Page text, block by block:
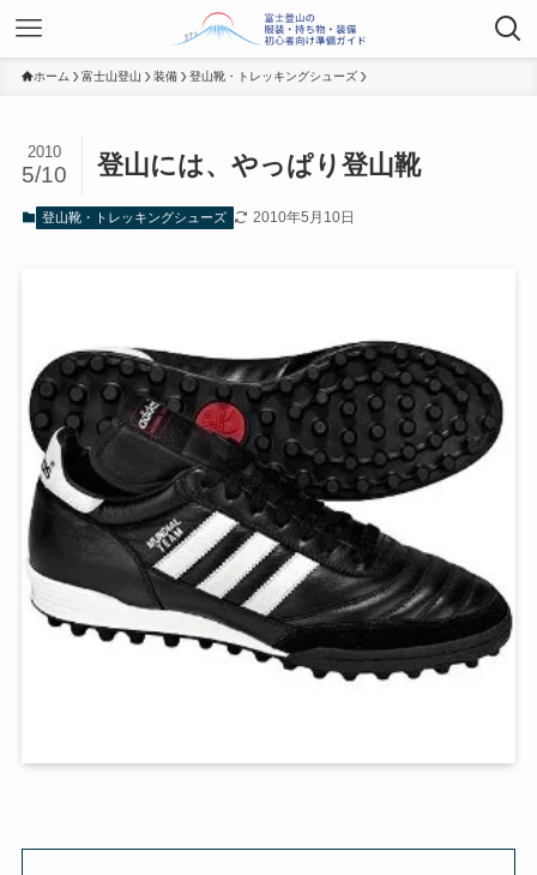
ホーム 富士山登山 装備 登山靴・トレッキングシューズ
登山には、やっぱり登山靴
2010
5/10
登山靴・トレッキングシューズ 2010年5月10日